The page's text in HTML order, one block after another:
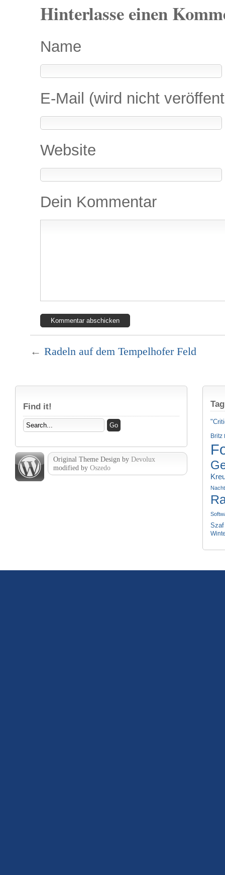
Hinterlasse einen
Name
E-Mail (wird nicht
Website
Dein Kommentar
← Radeln auf dem Tempelhofer Feld
Find it!
Original Theme Design by Devolux
modified by Oszedo
Britz
Szaf